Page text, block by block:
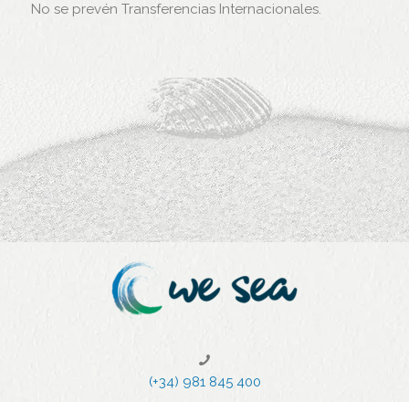
No se prevén Transferencias Internacionales.
(+34) 981 845 400